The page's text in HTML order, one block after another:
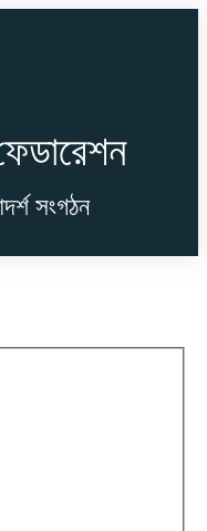
সংগঠন